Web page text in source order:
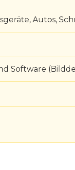
Autos,
Software